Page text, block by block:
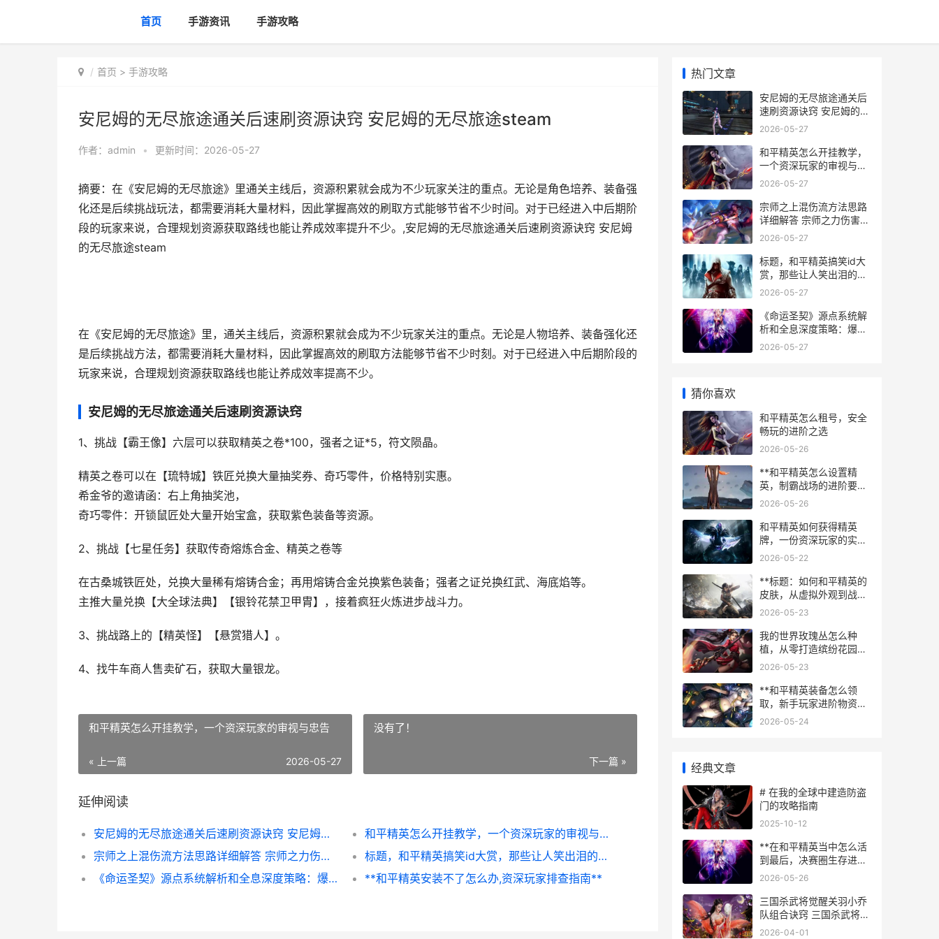
首页 手游资讯 手游攻略
首页 > 手游攻略
安尼姆的无尽旅途通关后速刷资源诀窍 安尼姆的无尽旅途steam
作者： admin • 更新时间：2026-05-27
摘要：在《安尼姆的无尽旅途》里通关主线后，资源积累就会成为不少玩家关注的重点。无论是角色培养、装备强
化还是后续挑战玩法，都需要消耗大量材料，因此掌握高效的刷取方式能够节省不少时间。对于已经进入中后期阶
段的玩家来说，合理规划资源获取路线也能让养成效率提升不少。,安尼姆的无尽旅途通关后速刷资源诀窍 安尼姆
的无尽旅途steam
在《安尼姆的无尽旅途》里，通关主线后，资源积累就会成为不少玩家关注的重点。无论是人物培养、装备强化还
是后续挑战方法，都需要消耗大量材料，因此掌握高效的刷取方法能够节省不少时刻。对于已经进入中后期阶段的
玩家来说，合理规划资源获取路线也能让养成效率提高不少。
安尼姆的无尽旅途通关后速刷资源诀窍
1、挑战【霸王像】六层可以获取精英之卷*100，强者之证*5，符文陨晶。
精英之卷可以在【琉特城】铁匠兑换大量抽奖券、奇巧零件，价格特别实惠。
希金爷的邀请函：右上角抽奖池，
奇巧零件：开锁鼠匠处大量开始宝盒，获取紫色装备等资源。
2、挑战【七星任务】获取传奇熔炼合金、精英之卷等
在古桑城铁匠处，兑换大量稀有熔铸合金；再用熔铸合金兑换紫色装备；强者之证兑换红武、海底焰等。
主推大量兑换【大全球法典】【银铃花禁卫甲胄】，接着疯狂火炼进步战斗力。
3、挑战路上的【精英怪】【悬赏猎人】。
4、找牛车商人售卖矿石，获取大量银龙。
和平精英怎么开挂教学，一个资深玩家的审视与忠告
« 上一篇 2026-05-27
没有了！
下一篇 »
延伸阅读
安尼姆的无尽旅途通关后速刷资源诀窍 安尼姆的无尽旅途steam
和平精英怎么开挂教学，一个资深玩家的审视与忠告
宗师之上混伤流方法思路详细解答 宗师之力伤害怎么算
标题，和平精英搞笑id大赏，那些让人笑出泪的游戏名字
《命运圣契》源点系统解析和全息深度策略：爆裂飞弹 命运和圣歌
**和平精英安装不了怎么办,资深玩家排查指南**
热门文章
安尼姆的无尽旅途通关后
速刷资源诀窍 安尼姆的无
尽旅途steam
2026-05-27
和平精英怎么开挂教学，
一个资深玩家的审视与忠
告
2026-05-27
宗师之上混伤流方法思路
详细解答 宗师之力伤害怎
么算
2026-05-27
标题，和平精英搞笑id大
赏，那些让人笑出泪的游
戏名字
2026-05-27
《命运圣契》源点系统解
析和全息深度策略：爆裂
飞弹 命运和圣歌
2026-05-27
猜你喜欢
和平精英怎么租号，安全
畅玩的进阶之选
2026-05-26
**和平精英怎么设置精
英，制霸战场的进阶要
诀，副标题从新手到高手
2026-05-26
和平精英如何获得精英
牌，一份资深玩家的实战
心得，副标题，从战术到
2026-05-22
**标题：如何和平精英的
皮肤，从虚拟外观到战术
艺术的思考，副标题：一
2026-05-23
我的世界玫瑰丛怎么种
植，从零打造缤纷花园的
奥秘
2026-05-23
**和平精英装备怎么领
取，新手玩家进阶物资指
南**
2026-05-24
经典文章
# 在我的全球中建造防盗
门的攻略指南
2025-10-12
**在和平精英当中怎么活
到最后，决赛圈生存进阶
手册副标题**
2026-05-26
三国杀武将觉醒关羽小乔
队组合诀窍 三国杀武将觉
醒预约
2026-04-01